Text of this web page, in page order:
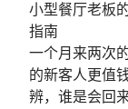
小型餐厅老板
指南
一个月来两次
的新客人更值
辨，谁是会回